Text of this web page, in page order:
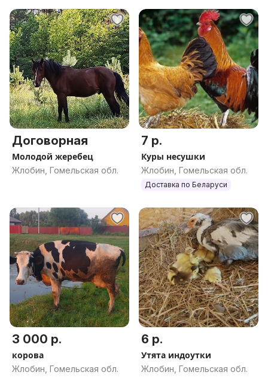
Договорная
Молодой жеребец
Жлобин, Гомельская обл.
7 р.
Куры несушки
Жлобин, Гомельская обл.
Доставка по Беларуси
3 000 р.
корова
Жлобин, Гомельская обл.
6 р.
Утята индоутки
Жлобин, Гомельская обл.